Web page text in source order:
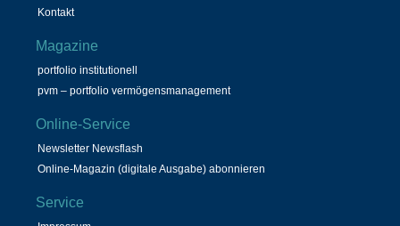
Kontakt
Magazine
portfolio institutionell
pvm – portfolio vermögensmanagement
Online-Service
Newsletter Newsflash
Online-Magazin (digitale Ausgabe) abonnieren
Service